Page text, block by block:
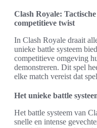
Clash Royale:
competitieve twist
In Clash Royale draait
unieke battle systeem
competitieve omgeving
demonstreren. Dit spel
elke match vereist dat
Het unieke battle
Het battle systeem van
snelle en intense